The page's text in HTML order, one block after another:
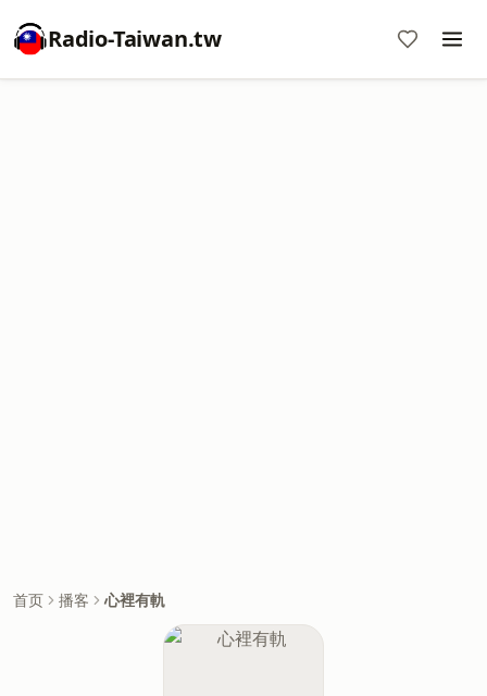
Radio-Taiwan.tw
首页 播客 心裡有軌